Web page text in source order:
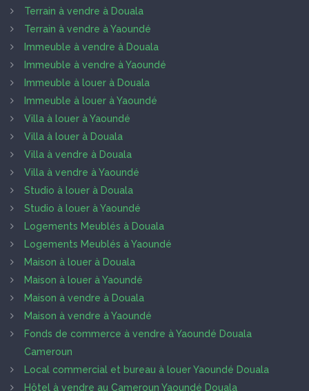
Terrain à vendre à Douala
Terrain à vendre à Yaoundé
Immeuble à vendre à Douala
Immeuble à vendre à Yaoundé
Immeuble à louer à Douala
Immeuble à louer à Yaoundé
Villa à louer à Yaoundé
Villa à louer à Douala
Villa à vendre à Douala
Villa à vendre à Yaoundé
Studio à louer à Douala
Studio à louer à Yaoundé
Logements Meublés à Douala
Logements Meublés à Yaoundé
Maison à louer à Douala
Maison à louer à Yaoundé
Maison à vendre à Douala
Maison à vendre à Yaoundé
Fonds de commerce à vendre à Yaoundé Douala
Cameroun
Local commercial et bureau à louer Yaoundé Douala
Hôtel à vendre au Cameroun Yaoundé Douala